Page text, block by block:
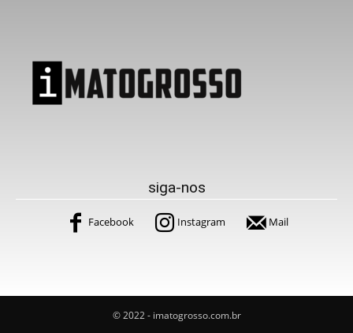
siga-nos
Facebook Instagram Mail
© 2022 - imatogrosso.com.br